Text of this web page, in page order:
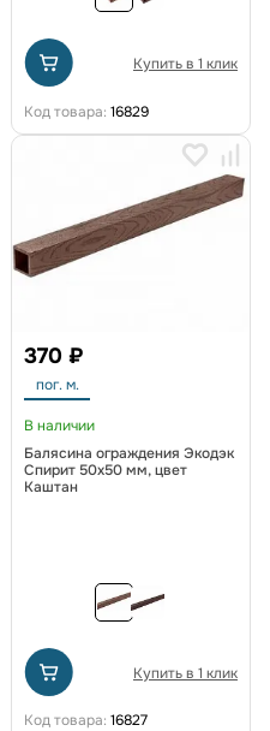
Купить в 1 клик
Код товара: 16829
370 ₽
пог. м.
В наличии
Балясина ограждения Экодэк
Спирит 50х50 мм, цвет
Каштан
Купить в 1 клик
Код товара: 16827